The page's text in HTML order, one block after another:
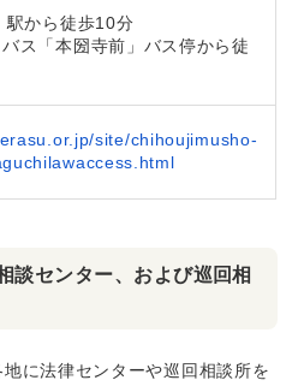
駅から徒歩10分
ス「本圀寺前」バス停から徒
site/chihoujimusho-
談センター、および巡回相
に法律センターや巡回相談所を